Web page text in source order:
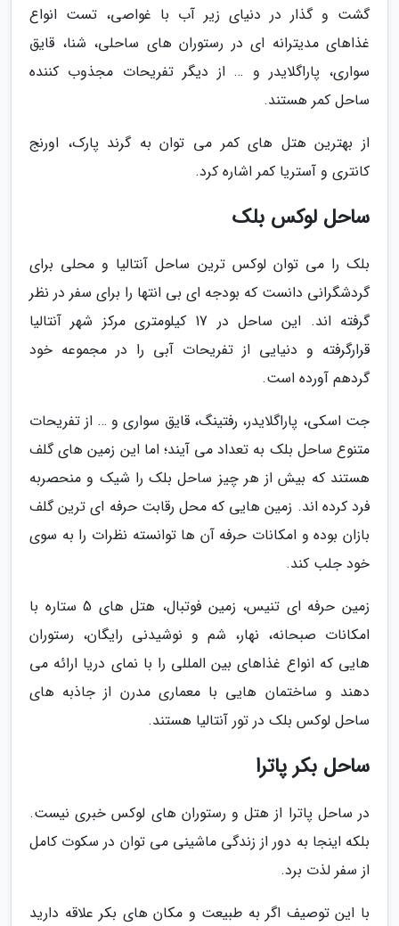
گشت و گذار در دنیای زیر آب با غواصی، تست انواع
غذاهای مدیترانه ای در رستوران های ساحلی، شنا، قایق
سواری، پاراگلایدر و … از دیگر تفریحات مجذوب کننده
ساحل کمر هستند.
از بهترین هتل های کمر می توان به گرند پارک، اورنج
کانتری و آستریا کمر اشاره کرد.
ساحل لوکس بلک
بلک را می توان لوکس ترین ساحل آنتالیا و محلی برای
گردشگرانی دانست که بودجه ای بی انتها را برای سفر در نظر
گرفته اند. این ساحل در 17 کیلومتری مرکز شهر آنتالیا
قرارگرفته و دنیایی از تفریحات آبی را در مجموعه خود
گردهم آورده است.
جت اسکی، پاراگلایدر، رفتینگ، قایق سواری و … از تفریحات
متنوع ساحل بلک به تعداد می آیند؛ اما این زمین های گلف
هستند که بیش از هر چیز ساحل بلک را شیک و منحصربه
فرد کرده اند. زمین هایی که محل رقابت حرفه ای ترین گلف
بازان بوده و امکانات حرفه آن ها توانسته نظرات را به سوی
خود جلب کند.
زمین حرفه ای تنیس، زمین فوتبال، هتل های 5 ستاره با
امکانات صبحانه، نهار، شم و نوشیدنی رایگان، رستوران
هایی که انواع غذاهای بین المللی را با نمای دریا ارائه می
دهند و ساختمان هایی با معماری مدرن از جاذبه های
ساحل لوکس بلک در تور آنتالیا هستند.
ساحل بکر پاترا
در ساحل پاترا از هتل و رستوران های لوکس خبری نیست.
بلکه اینجا به دور از زندگی ماشینی می توان در سکوت کامل
از سفر لذت برد.
با این توصیف اگر به طبیعت و مکان های بکر علاقه دارید